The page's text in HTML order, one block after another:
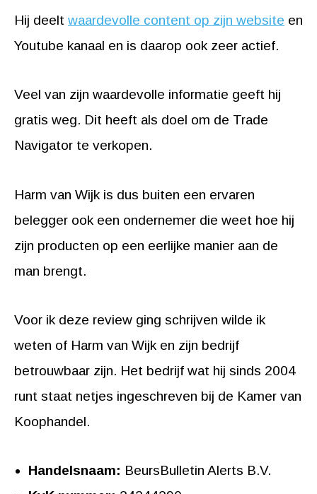
Hij deelt waardevolle content op zijn website en
Youtube kanaal en is daarop ook zeer actief.
Veel van zijn waardevolle informatie geeft hij
gratis weg. Dit heeft als doel om de Trade
Navigator te verkopen.
Harm van Wijk is dus buiten een ervaren
belegger ook een ondernemer die weet hoe hij
zijn producten op een eerlijke manier aan de
man brengt.
Voor ik deze review ging schrijven wilde ik
weten of Harm van Wijk en zijn bedrijf
betrouwbaar zijn. Het bedrijf wat hij sinds 2004
runt staat netjes ingeschreven bij de Kamer van
Koophandel.
Handelsnaam: BeursBulletin Alerts B.V.